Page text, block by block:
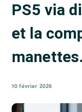
PS5 via
et la
manettes.
10 février 2026